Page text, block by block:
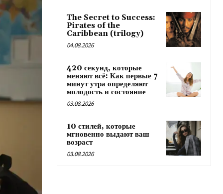
The Secret to Success:
Pirates of the
Caribbean (trilogy)
04.08.2026
420 секунд, которые
меняют всё: Как первые 7
минут утра определяют
молодость и состояние
03.08.2026
10 стилей, которые
мгновенно выдают ваш
возраст
03.08.2026